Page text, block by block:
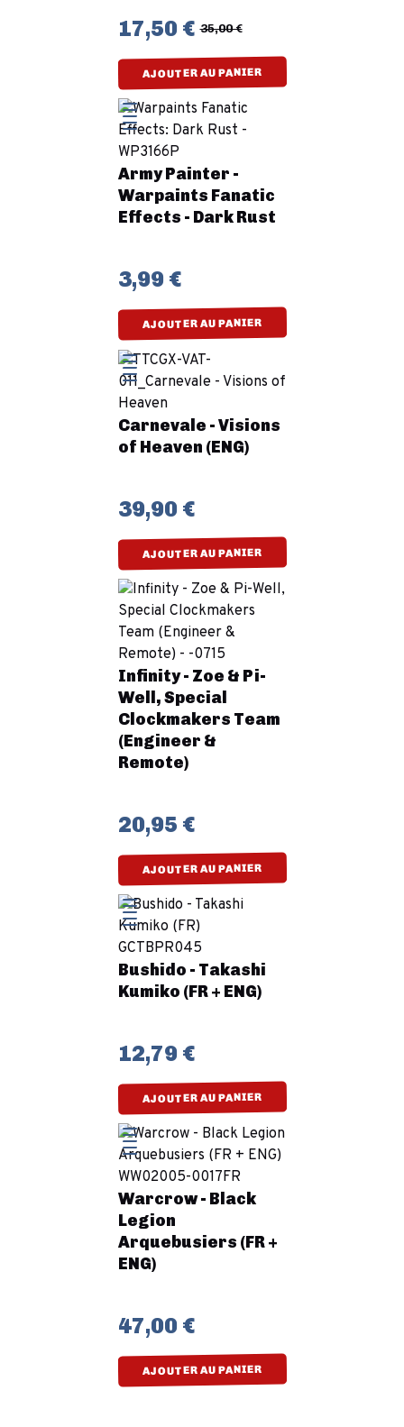
17,50 € 35,00 €
AJOUTER AU PANIER
Army Painter -
Warpaints Fanatic
Effects - Dark Rust
3,99 €
AJOUTER AU PANIER
Carnevale - Visions
of Heaven (ENG)
39,90 €
AJOUTER AU PANIER
Infinity - Zoe & Pi-
Well, Special
Clockmakers Team
(Engineer &
Remote)
20,95 €
AJOUTER AU PANIER
Bushido - Takashi
Kumiko (FR + ENG)
12,79 €
AJOUTER AU PANIER
Warcrow - Black
Legion
Arquebusiers (FR +
ENG)
47,00 €
AJOUTER AU PANIER